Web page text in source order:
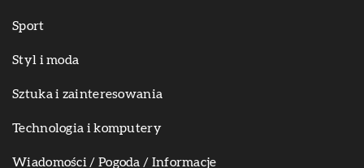
Sport
Styl i moda
Sztuka i zainteresowania
Technologia i komputery
Wiadomości / Pogoda / Informacje